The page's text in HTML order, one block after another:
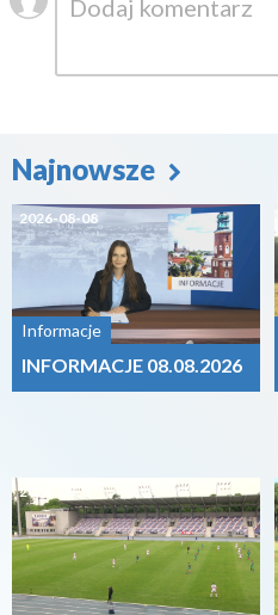
Najnowsze
2026-08-08
Informacje
INFORMACJE 08.08.2026
2026-08-07